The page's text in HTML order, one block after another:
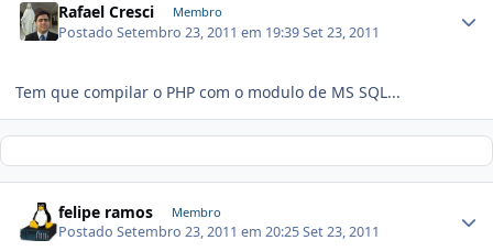
Rafael Cresci Membro
PostadoSetembro 23, 2011 em 19:39Set 23, 2011
Tem que compilar o PHP com o modulo de MS SQL...
felipe ramos Membro
PostadoSetembro 23, 2011 em 20:25Set 23, 2011